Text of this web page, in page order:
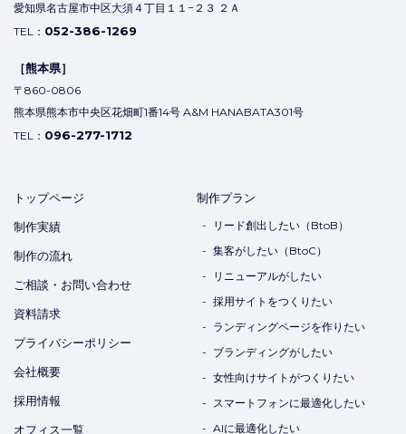
愛知県名古屋市中区大須４丁目１１−２３ ２Ａ
TEL： 052-386-1269
［熊本県］
〒860-0806
熊本県熊本市中央区花畑町1番14号 A&M HANABATA301号
TEL： 096-277-1712
トップページ
制作実績
制作の流れ
ご相談・お問い合わせ
資料請求
プライバシーポリシー
会社概要
採用情報
オフィス一覧
制作プラン
リード創出したい（BtoB）
集客がしたい（BtoC）
リニューアルがしたい
採用サイトをつくりたい
ランディングページを作りたい
ブランディングがしたい
女性向けサイトがつくりたい
スマートフォンに最適化したい
AIに最適化したい